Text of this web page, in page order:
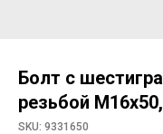
Болт с
резьбой
SKU: 9331650